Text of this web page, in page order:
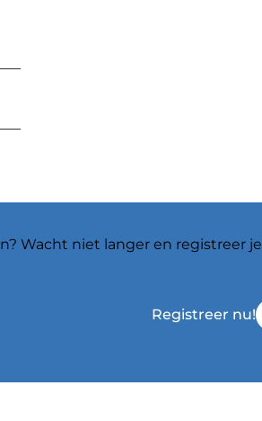
Wacht niet langer en registreer je
Registreer nu!